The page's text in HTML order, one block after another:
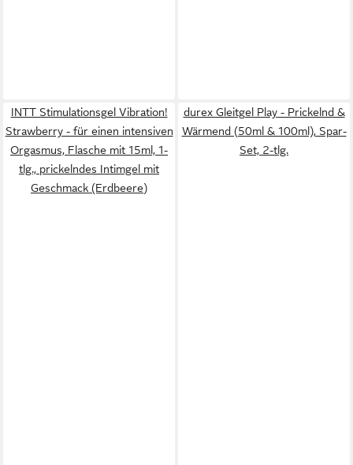
INTT Stimulationsgel Vibration!
Strawberry - für einen intensiven
Orgasmus, Flasche mit 15ml, 1-
tlg., prickelndes Intimgel mit
Geschmack (Erdbeere)
durex Gleitgel Play - Prickelnd &
Wärmend (50ml & 100ml), Spar-
Set, 2-tlg.